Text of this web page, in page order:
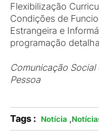
Flexibilização
Condições de
Estrangeira e
programação
Comunicação
Pessoa
Tags : Notícia ,